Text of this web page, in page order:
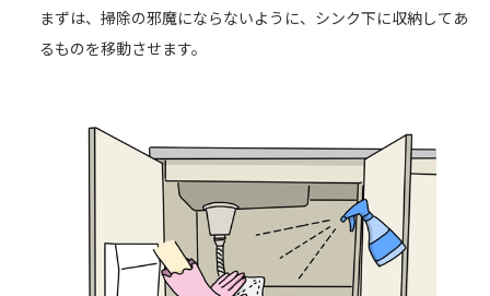
まずは、掃除の邪魔にならないように、シンク下に収納してあ
るものを移動させます。